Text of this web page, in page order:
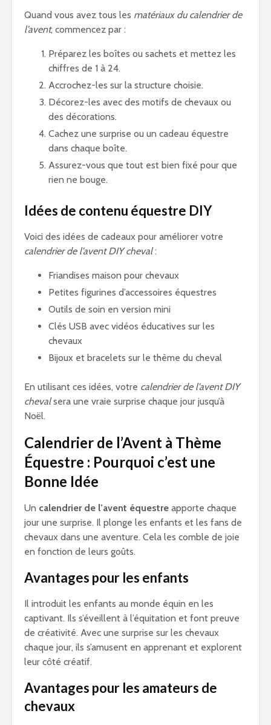
Quand vous avez tous les matériaux du calendrier de
l’avent, commencez par :
Préparez les boîtes ou sachets et mettez les
chiffres de 1 à 24.
Accrochez-les sur la structure choisie.
Décorez-les avec des motifs de chevaux ou
des décorations.
Cachez une surprise ou un cadeau équestre
dans chaque boîte.
Assurez-vous que tout est bien fixé pour que
rien ne bouge.
Idées de contenu équestre DIY
Voici des idées de cadeaux pour améliorer votre
calendrier de l’avent DIY cheval:
Friandises maison pour chevaux
Petites figurines d’accessoires équestres
Outils de soin en version mini
Clés USB avec vidéos éducatives sur les
chevaux
Bijoux et bracelets sur le thème du cheval
En utilisant ces idées, votre calendrier de l’avent DIY
chevalsera une vraie surprise chaque jour jusqu’à
Noël.
Calendrier de l’Avent à Thème
Équestre : Pourquoi c’est une
Bonne Idée
Un calendrier de l’avent équestre apporte chaque
jour une surprise. Il plonge les enfants et les fans de
chevaux dans une aventure. Cela les comble de joie
en fonction de leurs goûts.
Avantages pour les enfants
Il introduit les enfants au monde équin en les
captivant. Ils s’éveillent à l’équitation et font preuve
de créativité. Avec une surprise sur les chevaux
chaque jour, ils s’amusent en apprenant et explorent
leur côté créatif.
Avantages pour les amateurs de
chevaux